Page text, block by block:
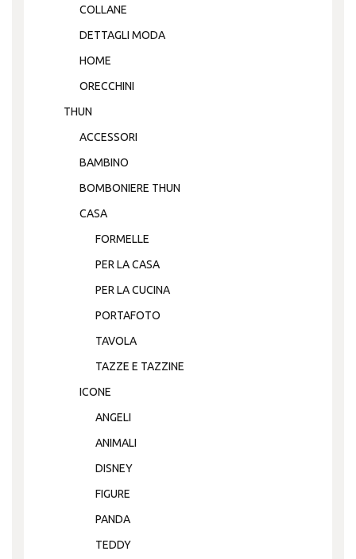
COLLANE
DETTAGLI MODA
HOME
ORECCHINI
THUN
ACCESSORI
BAMBINO
BOMBONIERE THUN
CASA
FORMELLE
PER LA CASA
PER LA CUCINA
PORTAFOTO
TAVOLA
TAZZE E TAZZINE
ICONE
ANGELI
ANIMALI
DISNEY
FIGURE
PANDA
TEDDY